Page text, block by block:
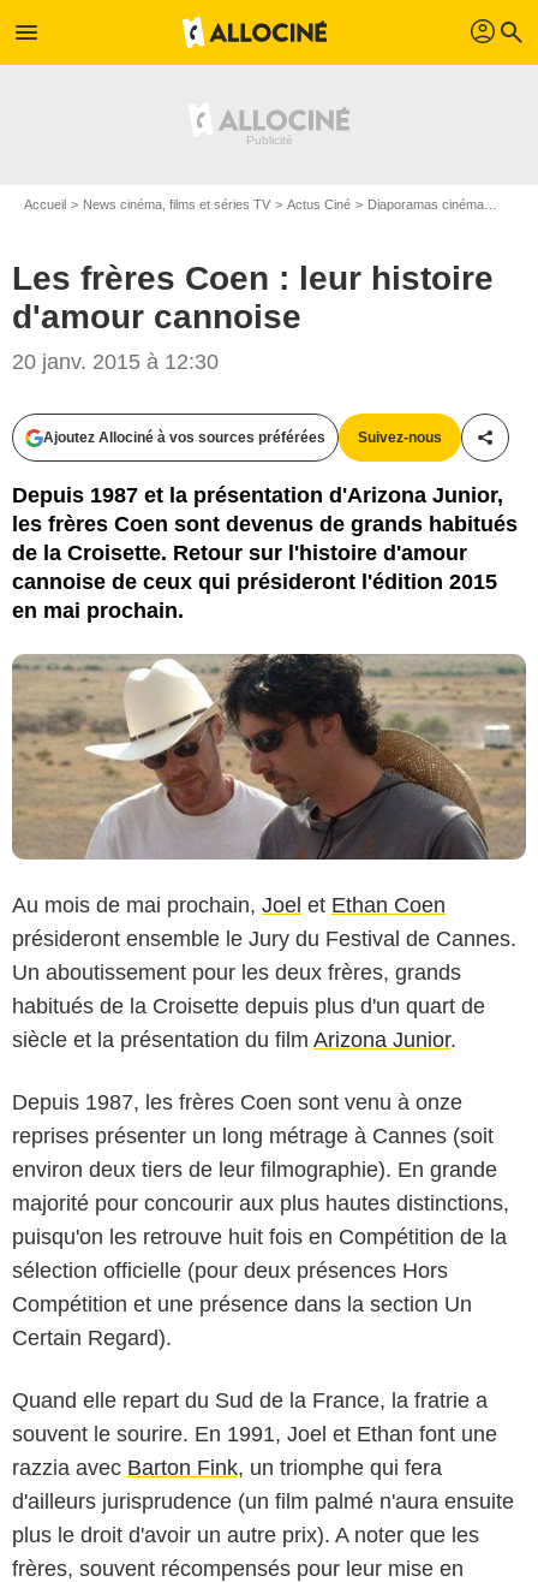
menu profil search
Accueil News cinéma, films et séries TV Actus Ciné Diaporamas cinéma
Les frères Coen : leur histoire
d'amour cannoise
20 janv. 2015 à 12:30
Ajoutez Allociné à vos sources préférées Suivez-nous
Depuis 1987 et la présentation d'Arizona Junior,
les frères Coen sont devenus de grands habitués
de la Croisette. Retour sur l'histoire d'amour
cannoise de ceux qui présideront l'édition 2015
en mai prochain.
Paramount Pictures France
Au mois de mai prochain, Joel et Ethan Coen
présideront ensemble le Jury du Festival de Cannes.
Un aboutissement pour les deux frères, grands
habitués de la Croisette depuis plus d'un quart de
siècle et la présentation du film Arizona Junior.
Depuis 1987, les frères Coen sont venu à onze
reprises présenter un long métrage à Cannes (soit
environ deux tiers de leur filmographie). En grande
majorité pour concourir aux plus hautes distinctions,
puisqu'on les retrouve huit fois en Compétition de la
sélection officielle (pour deux présences Hors
Compétition et une présence dans la section Un
Certain Regard).
Quand elle repart du Sud de la France, la fratrie a
souvent le sourire. En 1991, Joel et Ethan font une
razzia avec Barton Fink, un triomphe qui fera
d'ailleurs jurisprudence (un film palmé n'aura ensuite
plus le droit d'avoir un autre prix). A noter que les
frères, souvent récompensés pour leur mise en